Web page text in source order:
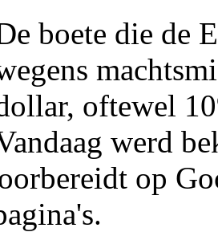
boete die de
oftewel
werd
op